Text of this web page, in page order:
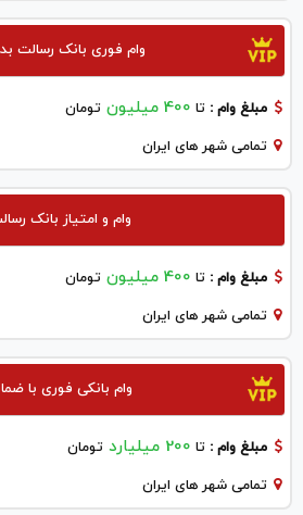
وام فوری بانک رسالت
مبلغ وام : تا 400 میلیون تومان
تمامی شهر های ایران
وام و امتیاز بانک
مبلغ وام : تا 400 میلیون تومان
تمامی شهر های ایران
وام بانکی فوری با
مبلغ وام : تا 200 میلیارد تومان
تمامی شهر های ایران